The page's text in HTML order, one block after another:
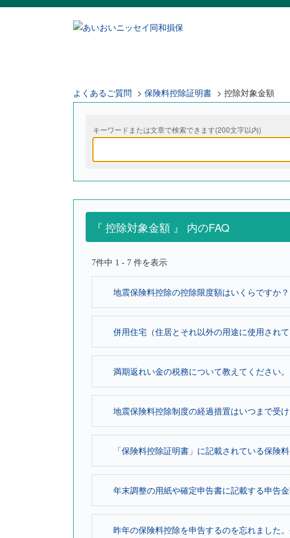
よくあるご質問 > 保険料控除証明書 > 控除対象金額
キーワードまたは文章で検索できます(200文字以内)
『 控除対象金額 』 内のFAQ
7件中 1 - 7 件を表示
地震保険料控除の控除限度額はいくらですか？
併用住宅（住居とそれ以外の用途に使用され
満期返れい金の税務について教えてください。
地震保険料控除制度の経過措置はいつまで受
「保険料控除証明書」に記載されている保険
年末調整の用紙や確定申告書に記載する申告
昨年の保険料控除を申告するのを忘れました